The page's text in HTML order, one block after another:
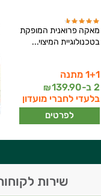
מאקה פרואנית המופקת
בטכנולוגיית המיצוי...
1+1 מתנה
2 ב-
139.90
₪
בלעדי לחברי מועדון
לפרטים
שירות